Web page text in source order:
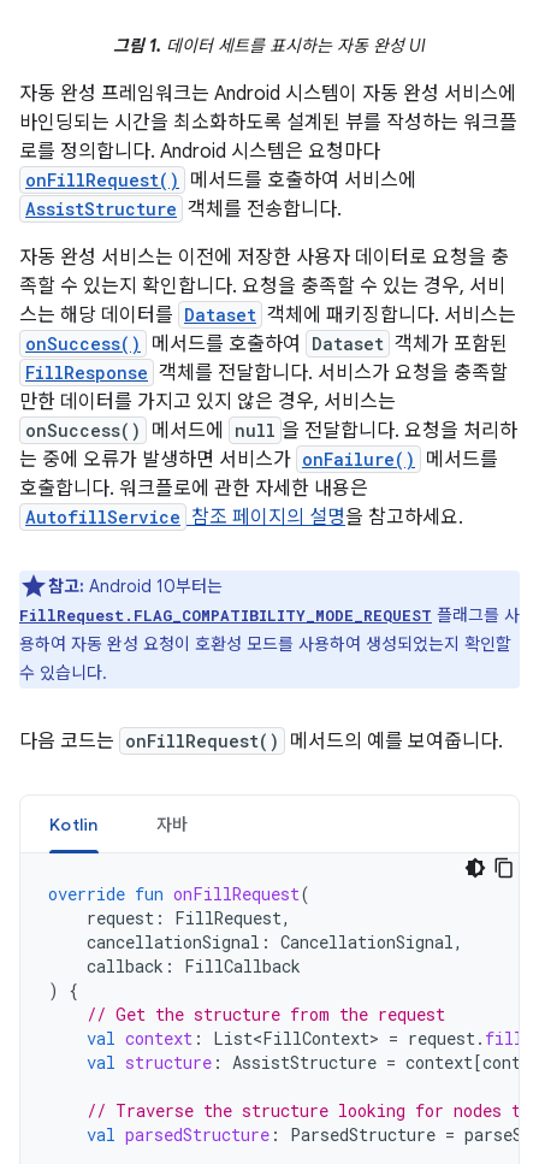
그림 1. 데이터 세트를 표시하는 자동 완성 UI
자동 완성 프레임워크는 Android 시스템이 자동 완성 서비스에
바인딩되는 시간을 최소화하도록 설계된 뷰를 작성하는 워크플
로를 정의합니다. Android 시스템은 요청마다
onFillRequest() 메서드를 호출하여 서비스에
AssistStructure 객체를 전송합니다.
자동 완성 서비스는 이전에 저장한 사용자 데이터로 요청을 충
족할 수 있는지 확인합니다. 요청을 충족할 수 있는 경우, 서비
스는 해당 데이터를 Dataset 객체에 패키징합니다. 서비스는
onSuccess() 메서드를 호출하여 Dataset 객체가 포함된
FillResponse 객체를 전달합니다. 서비스가 요청을 충족할
만한 데이터를 가지고 있지 않은 경우, 서비스는
onSuccess() 메서드에 null 을 전달합니다. 요청을 처리하
는 중에 오류가 발생하면 서비스가 onFailure()
메서드를
호출합니다. 워크플로에 관한 자세한 내용은
AutofillService 참조 페이지의 설명을 참고하세요.
참고: Android 10부터는
FillRequest.FLAG_COMPATIBILITY_MODE_REQUEST 플래그를 사
용하여 자동 완성 요청이 호환성 모드를 사용하여 생성되었는지 확인할
수 있습니다.
다음 코드는 onFillRequest() 메서드의 예를 보여줍니다.
Kotlin 자바
override fun onFillRequest(
request : FillRequest,
cancellationSignal : CancellationSignal,
callback :
FillCallback
)
{
// Get the structure from the request
val context : List<FillContext> = request.
val structure : AssistStructure = context[
// Traverse the structure looking for nodes
val parsedStructure : ParsedStructure =